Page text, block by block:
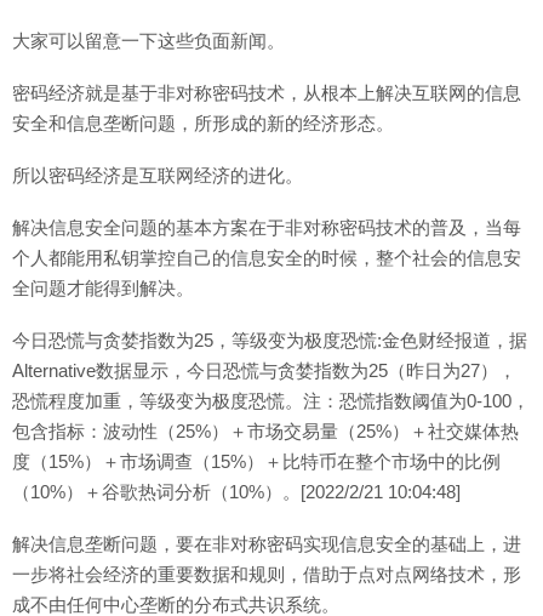
大家可以留意一下这些负面新闻。
密码经济就是基于非对称密码技术，从根本上解决互联网的信息
安全和信息垄断问题，所形成的新的经济形态。
所以密码经济是互联网经济的进化。
解决信息安全问题的基本方案在于非对称密码技术的普及，当每
个人都能用私钥掌控自己的信息安全的时候，整个社会的信息安
全问题才能得到解决。
今日恐慌与贪婪指数为25，等级变为极度恐慌:金色财经报道，据
Alternative数据显示，今日恐慌与贪婪指数为25（昨日为27），
恐慌程度加重，等级变为极度恐慌。注：恐慌指数阈值为0-100，
包含指标：波动性（25%）＋市场交易量（25%）＋社交媒体热
度（15%）＋市场调查（15%）＋比特币在整个市场中的比例
（10%）＋谷歌热词分析（10%）。[2022/2/21 10:04:48]
解决信息垄断问题，要在非对称密码实现信息安全的基础上，进
一步将社会经济的重要数据和规则，借助于点对点网络技术，形
成不由任何中心垄断的分布式共识系统。